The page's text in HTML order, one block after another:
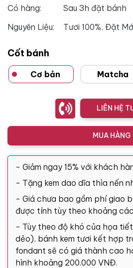
Có hàng:
Sau 3h đặt bánh
Nguyên Liệu:
Tươi 100%, Đặt
Cốt bánh
Cơ bản Matcha
LIÊN HỆ
MUA HÀNG
- Giảm ngay 15% với khách
- Tặng kem dao dĩa thìa nến
- Giá chưa bao gồm phí giao
được tính tùy theo khoảng
- Tùy theo độ khó của họa
dẻo), bánh kem tươi kết hợp
fondant sẽ có giá thành cao
hình khoảng 200.000 VNĐ.